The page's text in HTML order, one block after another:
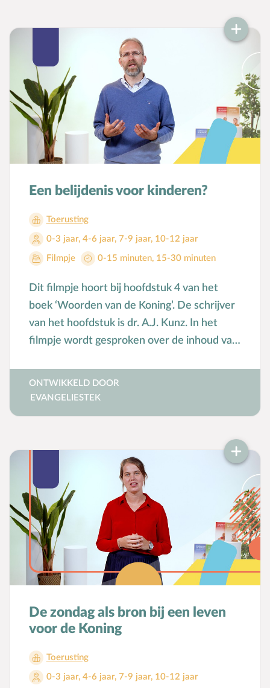
Een belijdenis voor kinderen?
Toerusting
0-3 jaar, 4-6 jaar, 7-9 jaar, 10-12 jaar
Filmpje 0-15 minuten, 15-30 minuten
Dit filmpje hoort bij hoofdstuk 4 van het
boek ‘Woorden van de Koning’. De schrijver
van het hoofdstuk is dr. A.J. Kunz. In het
filmpje wordt gesproken over de inhoud van
ONTWIKKELD DOOR
EVANGELIESTEK
De zondag als bron bij een leven
voor de Koning
Toerusting
0-3 jaar, 4-6 jaar, 7-9 jaar, 10-12 jaar